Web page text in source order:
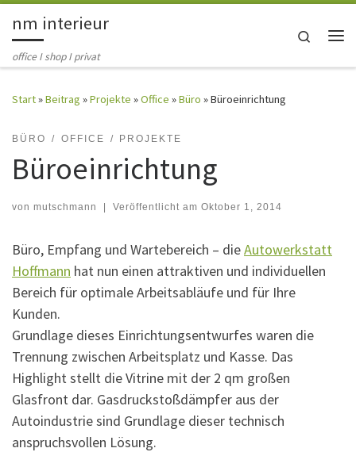
Zum Inhalt springen
nm interieur
office I shop I privat
Search
Start»Beitrag »Projekte »Office »Büro »Büroeinrichtung
BÜRO OFFICE PROJEKTE
Büroeinrichtung
von mutschmann Veröffentlicht am Oktober 1, 2014
Büro, Empfang und Wartebereich – dieAutowerkstatt
Hoffmann hat nun einen attraktiven und individuellen
Bereich für optimale Arbeitsabläufe und für Ihre
Kunden.
Grundlage dieses Einrichtungsentwurfes waren die
Trennung zwischen Arbeitsplatz und Kasse. Das
Highlight stellt die Vitrine mit der 2 qm großen
Glasfront dar. Gasdruckstoßdämpfer aus der
Autoindustrie sind Grundlage dieser technisch
anspruchsvollen Lösung.